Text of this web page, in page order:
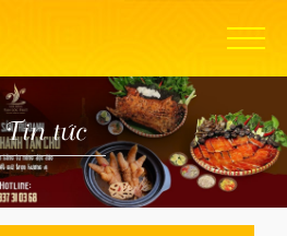
Tin tức